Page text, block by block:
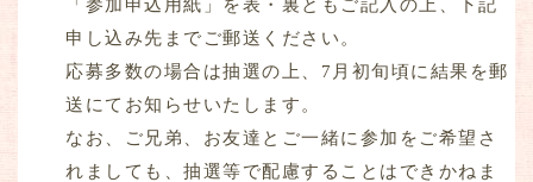
「参加申込用紙」を表・裏ともご記入の上、下記
申し込み先までご郵送ください。
応募多数の場合は抽選の上、7月初旬頃に結果を郵
送にてお知らせいたします。
なお、ご兄弟、お友達とご一緒に参加をご希望さ
れましても、抽選等で配慮することはできかねま